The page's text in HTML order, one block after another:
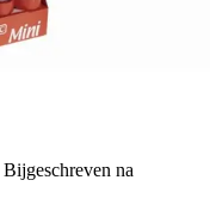
Bijgeschreven na